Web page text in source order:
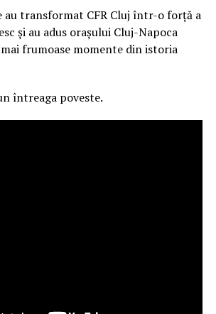
au transformat CFR Cluj într-o forță a
și au adus orașului Cluj-Napoca
frumoase momente din istoria
întreaga poveste.